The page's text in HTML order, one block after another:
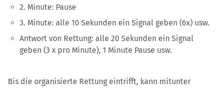
2. Minute: Pause
3. Minute: alle 10 Sekunden ein Signal geben (6x) usw.
Antwort von Rettung: alle 20 Sekunden ein Signal
geben (3 x pro Minute), 1 Minute Pause usw.
Bis die organisierte Rettung eintrifft, kann mitunter